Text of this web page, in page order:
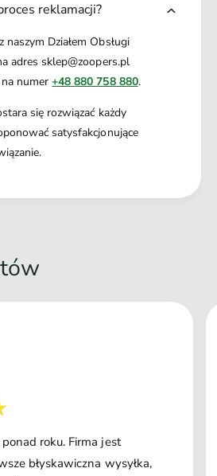
reklamacji?
Działem Obsługi
adres sklep@zoopers.pl
na numer+48 880 758 880.
się rozwiązać każdy
satysfakcjonujące
roku. Firma jest
błyskawiczna wysyłka,